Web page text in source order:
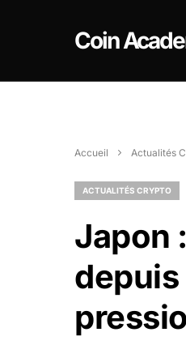
Coin
Accueil Actualités
ACTUALITÉS CRYPTO
Japon
depuis